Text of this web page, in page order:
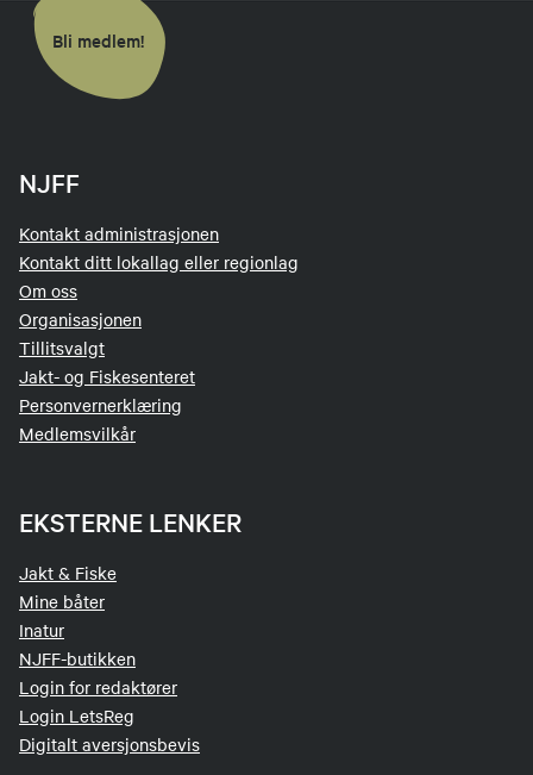
Bli medlem!
NJFF
Kontakt administrasjonen
Kontakt ditt lokallag eller regionlag
Om oss
Organisasjonen
Tillitsvalgt
Jakt- og Fiskesenteret
Personvernerklæring
Medlemsvilkår
EKSTERNE LENKER
Jakt & Fiske
Mine båter
Inatur
NJFF-butikken
Login for redaktører
Login LetsReg
Digitalt aversjonsbevis